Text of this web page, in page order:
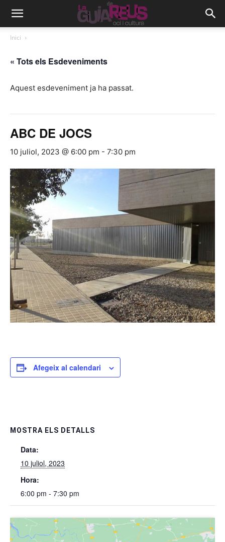
Inici
« Tots els Esdeveniments
Aquest esdeveniment ja ha passat.
ABC DE JOCS
10 juliol, 2023 @ 6:00 pm - 7:30 pm
Afegeix al calendari
MOSTRA ELS DETALLS
Data:
10 juliol, 2023
Hora:
6:00 pm - 7:30 pm